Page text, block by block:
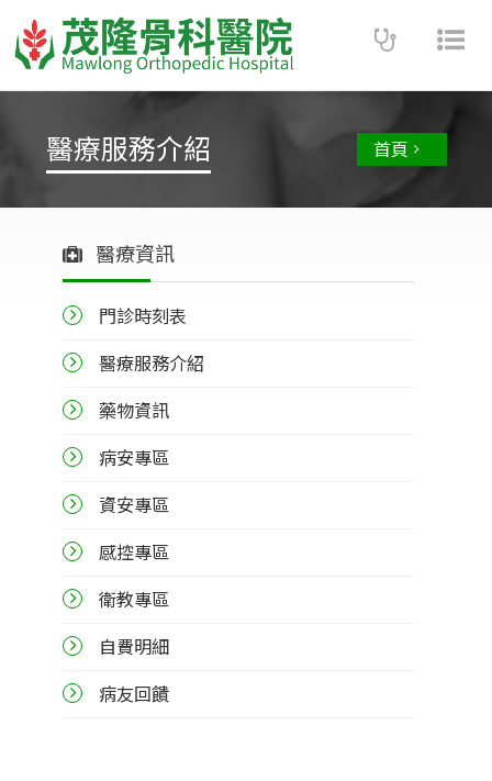
醫療服務介紹 首頁
醫療資訊
門診時刻表
醫療服務介紹
藥物資訊
病安專區
資安專區
感控專區
衛教專區
自費明細
病友回饋